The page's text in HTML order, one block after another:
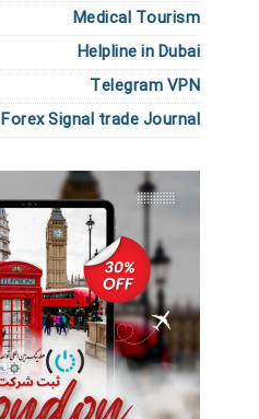
Medical Tourism
Helpline in Dubai
Telegram VPN
Forex Signal trade Journal